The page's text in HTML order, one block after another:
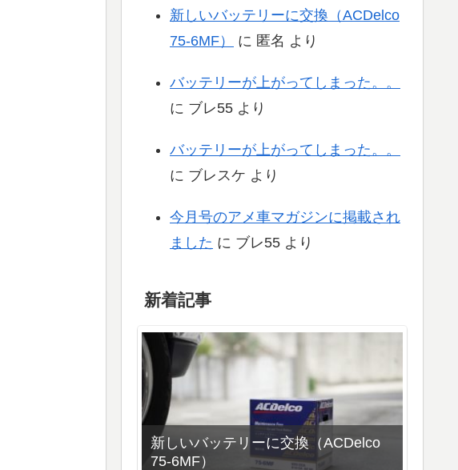
新しいバッテリーに交換（ACDelco
75-6MF）
に 匿名 より
バッテリーが上がってしまった。。
に ブレ55 より
バッテリーが上がってしまった。。
に ブレスケ より
今月号のアメ車マガジンに掲載され
ました に ブレ55 より
新着記事
新しいバッテリーに交換（ACDelco
75-6MF）